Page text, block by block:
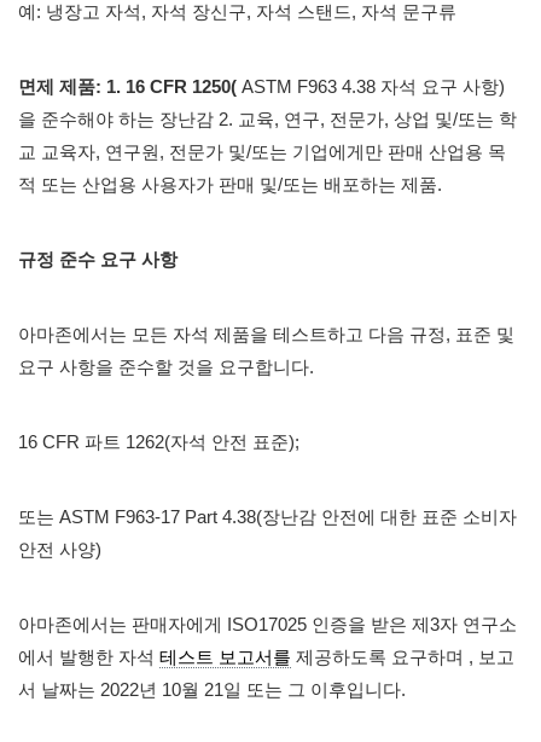
예: 냉장고 자석, 자석 장신구, 자석 스탠드, 자석 문구류
면제 제품: 1. 16 CFR 1250( ASTM F963 4.38 자석 요구 사항)
을 준수해야 하는 장난감 2. 교육, 연구, 전문가, 상업 및/또는 학
교 교육자, 연구원, 전문가 및/또는 기업에게만 판매 산업용 목
적 또는 산업용 사용자가 판매 및/또는 배포하는 제품.
규정 준수 요구 사항
아마존에서는 모든 자석 제품을 테스트하고 다음 규정, 표준 및
요구 사항을 준수할 것을 요구합니다.
16 CFR 파트 1262(자석 안전 표준);
또는 ASTM F963-17 Part 4.38(장난감 안전에 대한 표준 소비자
안전 사양)
아마존에서는 판매자에게 ISO17025 인증을 받은 제3자 연구소
에서 발행한 자석 테스트 보고서를 제공하도록 요구하며 , 보고
서 날짜는 2022년 10월 21일 또는 그 이후입니다.